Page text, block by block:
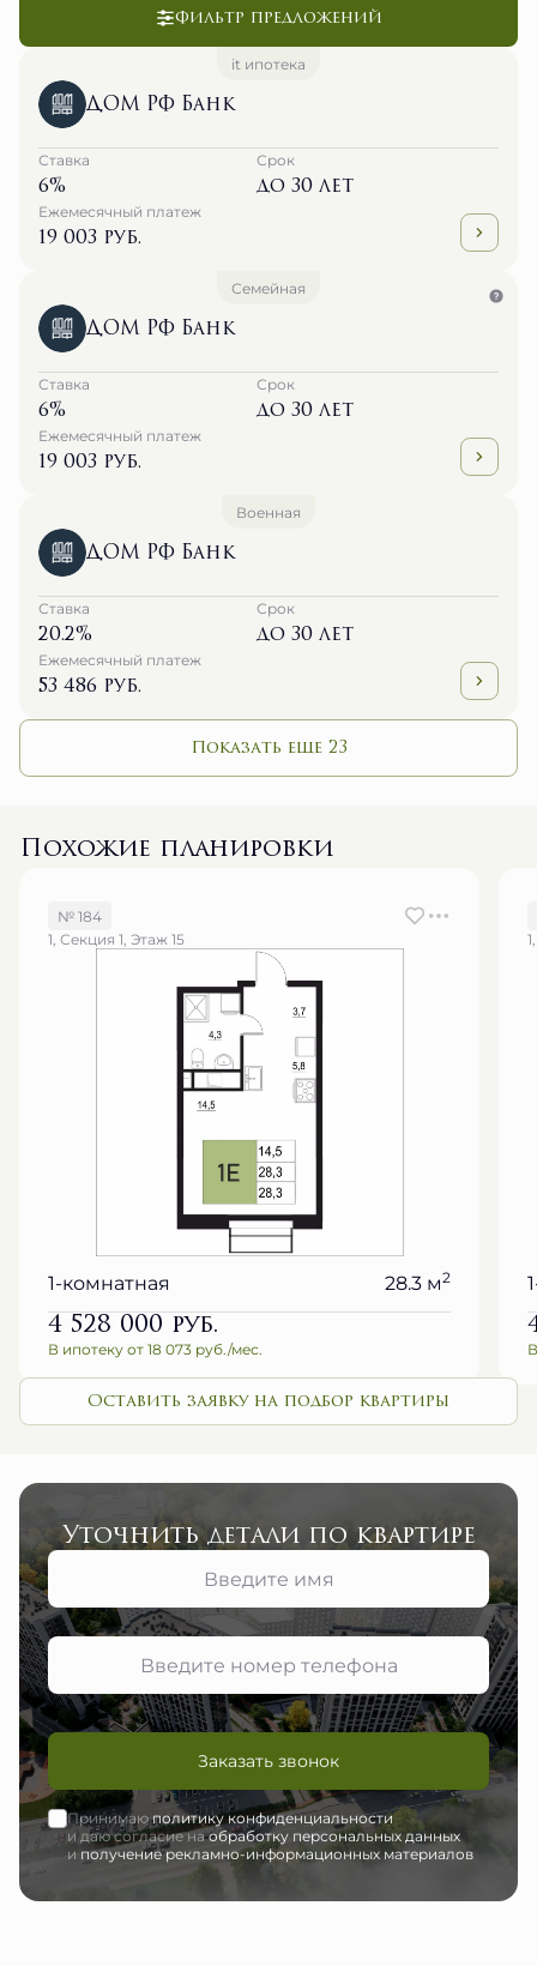
Фильтр предложений
it ипотека
ДОМ РФ Банк
Ставка
6%
Срок
до 30 лет
Ежемесячный платеж
19 003 руб.
Семейная
ДОМ РФ Банк
Ставка
6%
Срок
до 30 лет
Ежемесячный платеж
19 003 руб.
Военная
ДОМ РФ Банк
Ставка
20.2%
Срок
до 30 лет
Ежемесячный платеж
53 486 руб.
Показать еще 23
Похожие планировки
№ 184
1, Секция 1, Этаж 15
1-комнатная 28.3 м2
4 528 000руб.
В ипотеку от 18 073 руб./мес.
Оставить заявку на подбор квартиры
Уточнить детали по квартире
Заказать звонок
Принимаюполитику конфиденциальности
и даю согласие наобработку персональных данных
иполучение рекламно-информационных материалов